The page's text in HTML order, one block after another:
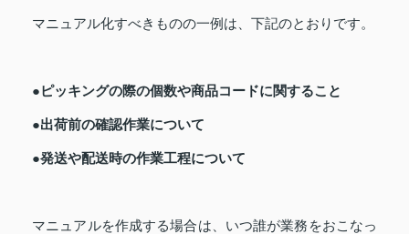
マニュアル化すべきものの一例は、下記のとおりです。
●ピッキングの際の個数や商品コードに関すること
●出荷前の確認作業について
●発送や配送時の作業工程について
マニュアルを作成する場合は、いつ誰が業務をおこなっ